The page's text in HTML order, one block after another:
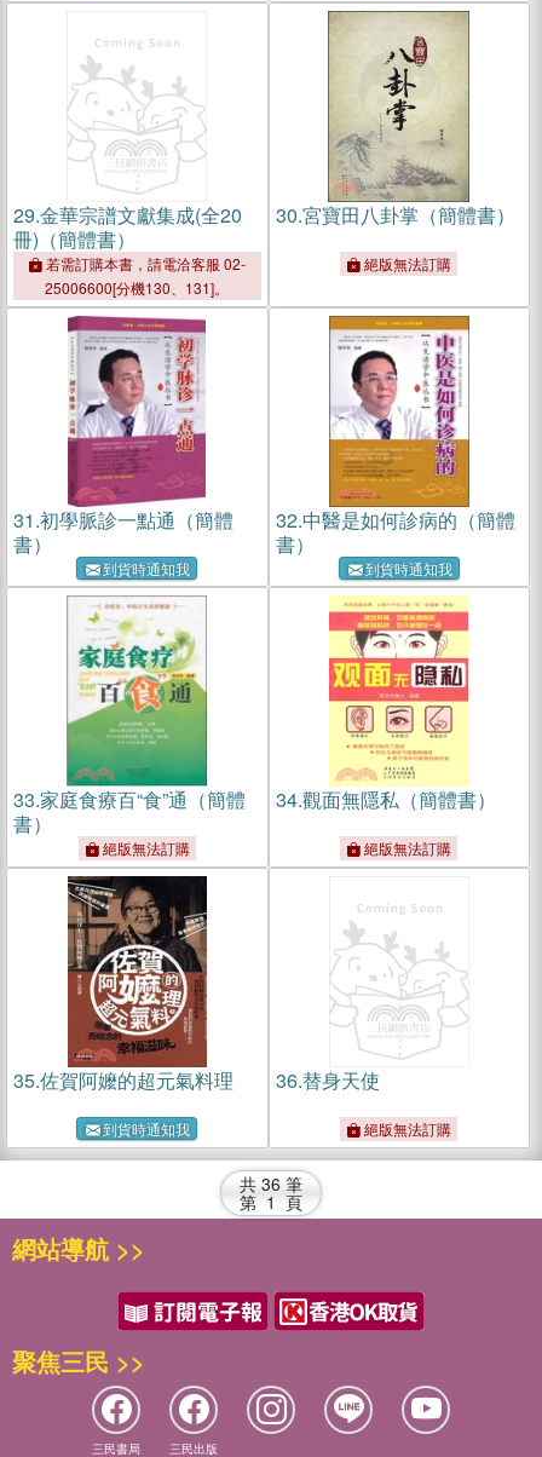
29.金華宗譜文獻集成(全20
冊)（簡體書）
若需訂購本書，請電洽客服 02-
25006600[分機130、131]。
30.宮寶田八卦掌（簡體書）
絕版無法訂購
31.初學脈診一點通（簡體
書）
到貨時通知我
32.中醫是如何診病的（簡體
書）
到貨時通知我
33.家庭食療百“食”通（簡體
書）
絕版無法訂購
34.觀面無隱私（簡體書）
絕版無法訂購
35.佐賀阿嬤的超元氣料理
到貨時通知我
36.替身天使
絕版無法訂購
共 36 筆
第 1 頁
網站導航 >>
聚焦三民 >>
三民書局 三民出版